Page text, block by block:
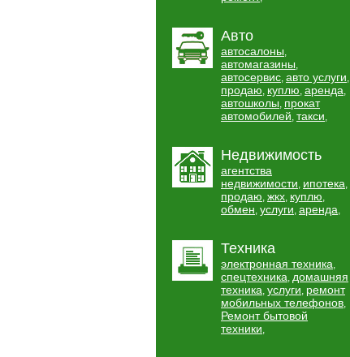
Авто
автосалоны,
автомагазины,
автосервис, авто услуги,
продаю, куплю, аренда,
автошколы, прокат
автомобилей, такси,
Недвижимость
агентства
недвижимости, ипотека,
продаю, жкх, куплю,
обмен, услуги, аренда,
Техника
электронная техника,
спецтехника, домашняя
техника, услуги, ремонт
мобильных телефонов,
Ремонт бытовой
техники,